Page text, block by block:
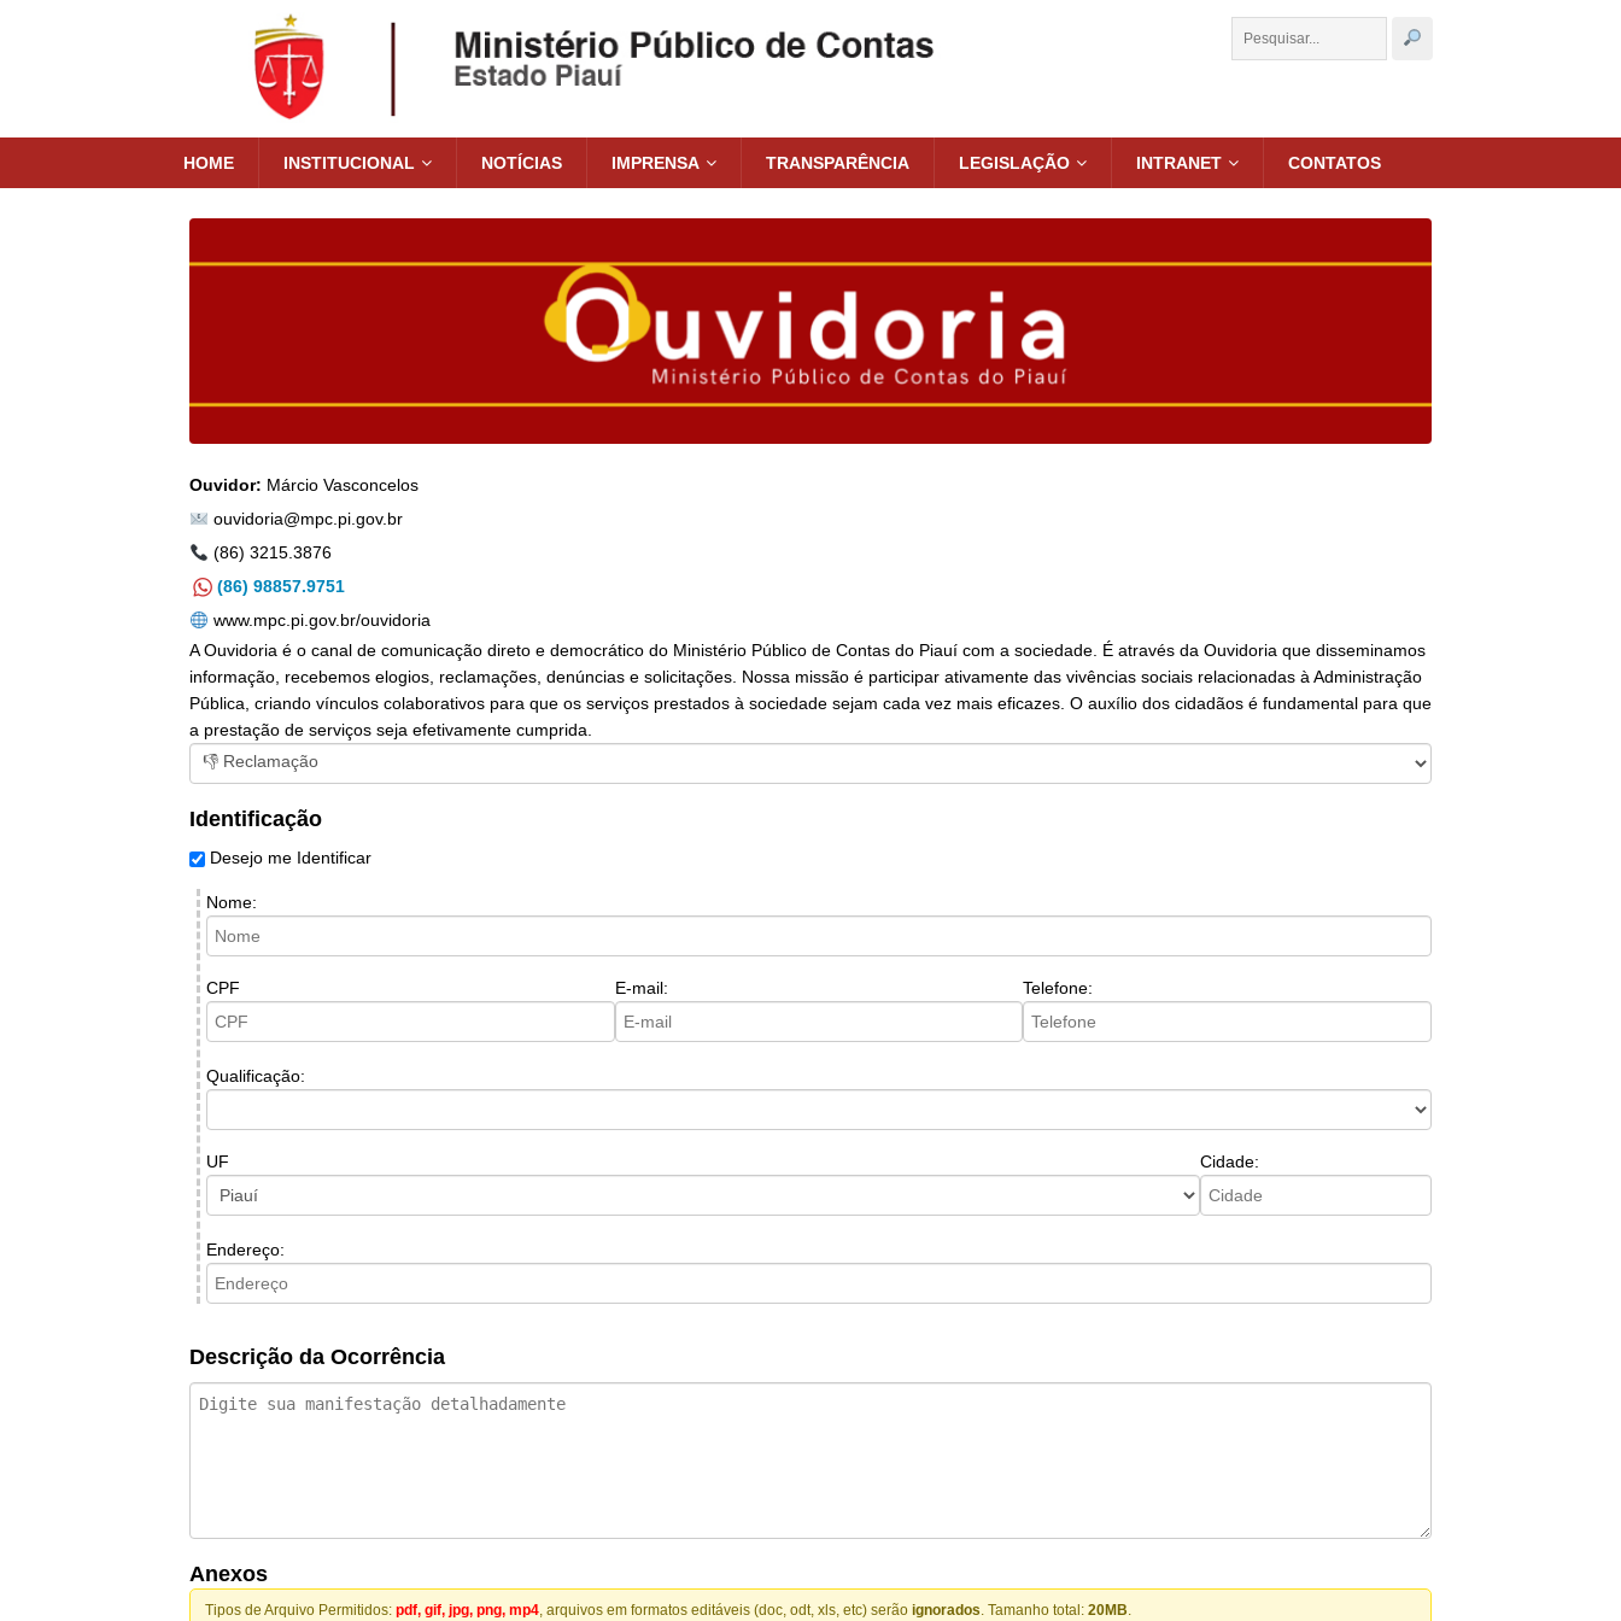
HOME INSTITUCIONAL NOTÍCIAS IMPRENSA TRANSPARÊNCIA LEGISLAÇÃO INTRANET CONTATOS
Ouvidor: Márcio Vasconcelos
ouvidoria@mpc.pi.gov.br
(86) 3215.3876
(86) 98857.9751
www.mpc.pi.gov.br/ouvidoria
A Ouvidoria é o canal de comunicação direto e democrático do Ministério Público de Contas do Piauí com a sociedade. É através da Ouvidoria que disseminamos
informação, recebemos elogios, reclamações, denúncias e solicitações. Nossa missão é participar ativamente das vivências sociais relacionadas à Administração
Pública, criando vínculos colaborativos para que os serviços prestados à sociedade sejam cada vez mais eficazes. O auxílio dos cidadãos é fundamental para que
a prestação de serviços seja efetivamente cumprida.
Identificação
Desejo me Identificar
Nome:
CPF E-mail: Telefone:
Qualificação:
UF Cidade:
Endereço:
Descrição da Ocorrência
Anexos
Tipos de Arquivo Permitidos: pdf, gif, jpg, png, mp4 , arquivos em formatos editáveis (doc, odt, xls, etc) serão ignorados . Tamanho total: 20MB